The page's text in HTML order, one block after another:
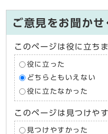
ご意見をお聞かせ
このページは役に立ち
役に立った
どちらともいえない
役に立たなかった
このページは見つけや
見つけやすかった